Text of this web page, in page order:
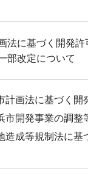
法に基づく開発
部改定について
計画法に基づく開
市開発事業の調整
造成等規制法に基